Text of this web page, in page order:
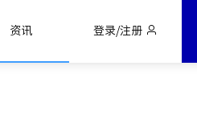
资讯 登录/注册